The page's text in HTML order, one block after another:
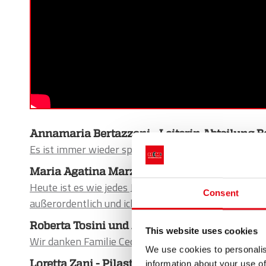
Consent
This website uses cookies
We use cookies to
information about your use
Annamaria Bertazzoni - Leiterin Abteilung
Es ist immer wieder spannend, daran
Maria Agatina Marziano - Pressfitting
Heute ist es wie jedes Jahr eine wunderschöne
außerordentlich und ich muss mich einfach
Roberta Tosini und Annamaria Berdicchia -
Wir danken Familie Ceccardi und feiern unseren
Loretta Zani - Pilastro Department